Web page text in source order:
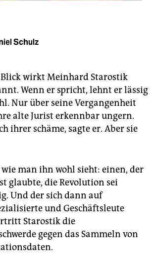
Schulz
wirkt Meinhard Starostik
Wenn er spricht, lehnt er lässig
Nur über seine Vergangenheit
alte Jurist erkennbar ungern.
ihrer schäme, sagte er. Aber sie
man ihn wohl sieht: einen, der
glaubte, die Revolution sei
Und der sich dann auf
und Geschäftsleute
Starostik die
gegen das Sammeln von